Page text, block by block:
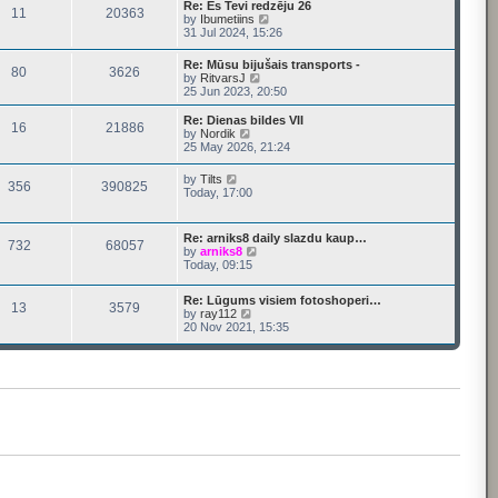
s
t
s
t
p
o
s
t
e
s
s
11 20363
Re: Es Tevi redzēju 26
by Ibumetiins
i
w
t
h
e
a
e
s
t
31 Jul 2024, 15:26
80 3626
Re: Mūsu bijušais transports -
by RitvarsJ
i
e
w
h
s
t
t
25 Jun 2023, 20:50
16 21886
Re: Dienas bildes VII
by Nordik
i
l
a
t
p
s
t
25 May 2026, 21:24
356 390825 byTilts
i
h
e
l
a
t
e
s
p
t
Today, 17:00
732 68057
Re: arniks8 daily slazdu kaup…
byarniks8
w
t
e
l
Today, 09:15
13 3579
Re: Lūgums visiem fotoshoperi…
byray112
w
e
s
20 Nov 2021, 15:35